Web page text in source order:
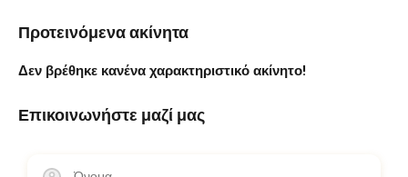
Προτεινόμενα ακίνητα
Δεν βρέθηκε κανένα χαρακτηριστικό ακίνητο!
Επικοινωνήστε μαζί μας